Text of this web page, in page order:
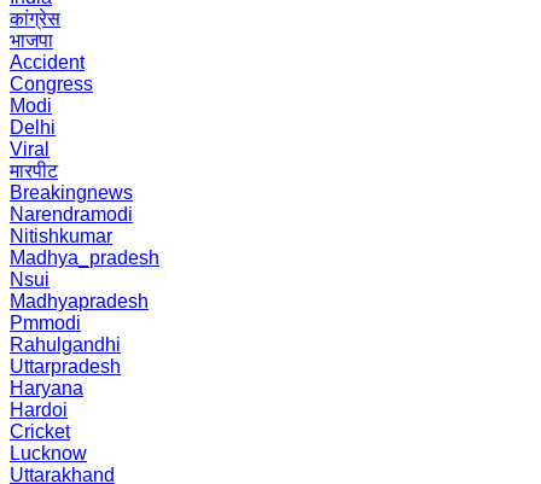
कांग्रेस
भाजपा
Accident
Congress
Modi
Delhi
Viral
मारपीट
Breakingnews
Narendramodi
Nitishkumar
Madhya_pradesh
Nsui
Madhyapradesh
Pmmodi
Rahulgandhi
Uttarpradesh
Haryana
Hardoi
Cricket
Lucknow
Uttarakhand